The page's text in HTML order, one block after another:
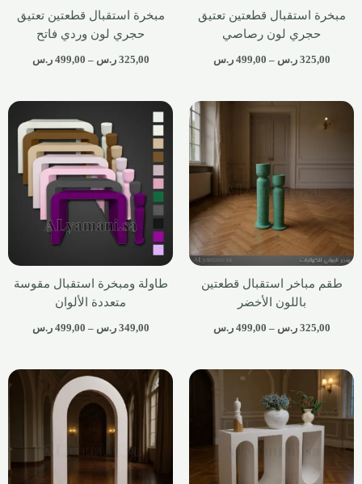
مبخرة استقبال قطعتين تعتيق
حجري لون رصاصي
325,00 ر.س –
499,00 ر.س
مبخرة استقبال قطعتين تعتيق
حجري لون وردي فاتح
325,00 ر.س –
499,00 ر.س
طقم مباخر استقبال قطعتين
باللون الأخضر
325,00 ر.س –
499,00 ر.س
طاولة ومبخرة استقبال مقوسة
متعددة الألوان
349,00 ر.س –
499,00 ر.س